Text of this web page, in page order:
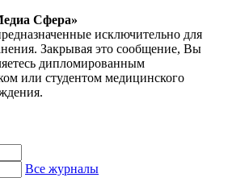
Сфера»
исключительно для
Закрывая это сообщение, Вы
дипломированным
или студентом медицинского
Все журналы